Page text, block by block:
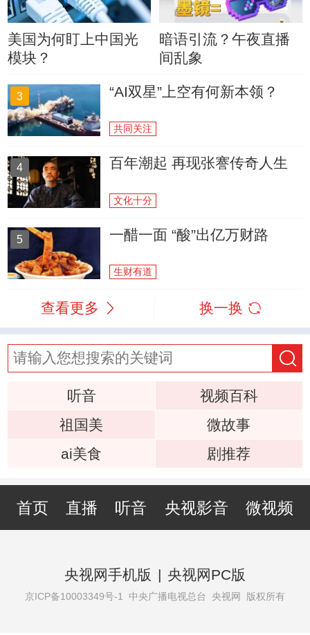
美国为何盯上中国光
模块？
暗语引流？午夜直播
间乱象
3 “AI双星”上空有何新本领？
共同关注
4 百年潮起 再现张謇传奇人生
文化十分
5 一醋一面 “酸”出亿万财路
生财有道
查看更多 换一换
听音
视频百科
祖国美
微故事
ai美食
剧推荐
首页 直播 听音 央视影音 微视频
央视网手机版 | 央视网PC版
京ICP备10003349号-1 中央广播电视总台 央视网 版权所有